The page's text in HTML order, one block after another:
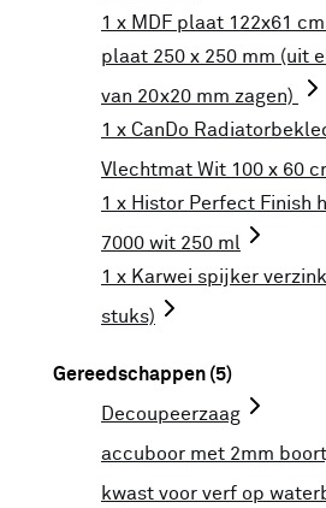
1 x MDF plaat 122x61
plaat 250 x 250 mm (uit
van 20x20 mm zagen)
1 x CanDo
Vlechtmat Wit 100 x 60
1 x Histor Perfect Finish
7000 wit 250 ml
1 x Karwei spijker
stuks)
Gereedschappen (5)
Decoupeerzaag
accuboor met 2mm
kwast voor verf op